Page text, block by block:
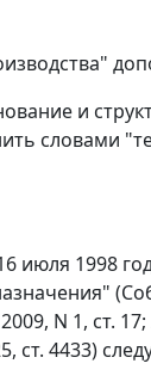
и
словами
июля 1998
N 1, ст.
ст. 4433)